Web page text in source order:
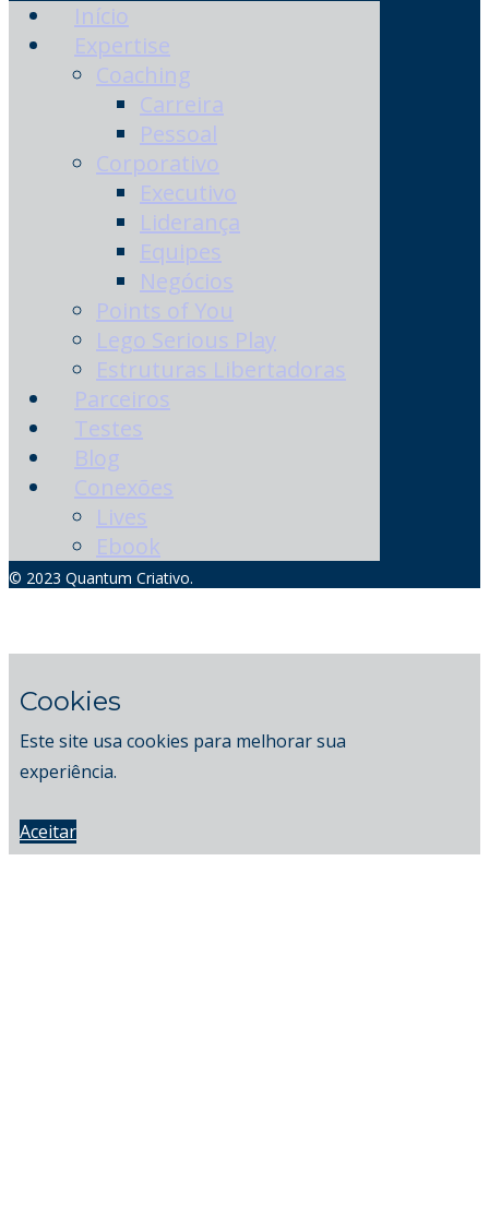
Início
Expertise
Coaching
Carreira
Pessoal
Corporativo
Executivo
Liderança
Equipes
Negócios
Points of You
Lego Serious Play
Estruturas Libertadoras
Parceiros
Testes
Blog
Conexões
Lives
Ebook
© 2023 Quantum Criativo.
Cookies
Este site usa cookies para melhorar sua
experiência.
Aceitar